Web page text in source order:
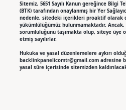
Sitemiz, 5651 Sayılı Kanun gereğince Bilgi
(BTK) tarafından onaylanmış bir Yer
nedenle, sitedeki içerikleri proaktif olarak
yükümlülüğümüz bulunmamaktadır.
sorumluluğunu taşımakta olup, siteye üye
etmiş sayılırlar.
Hukuka ve yasal düzenlemelere aykırı
backlinkpanelicomtr@gmail.comadresine
yasal süre içerisinde sitemizden